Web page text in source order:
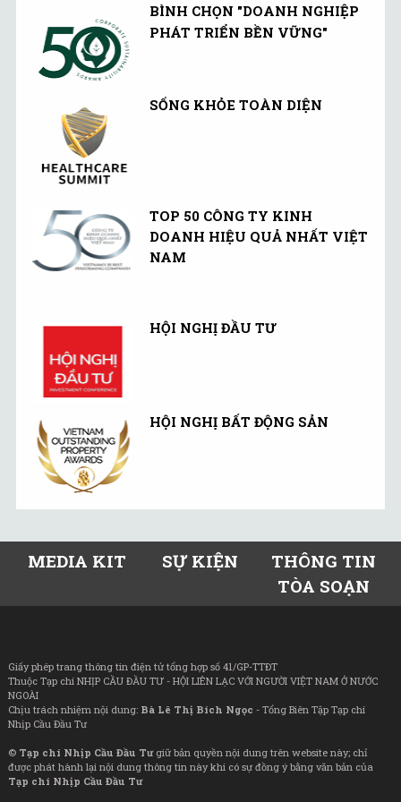
BÌNH CHỌN "DOANH NGHIỆP
PHÁT TRIỂN BỀN VỮNG"
SỐNG KHỎE TOÀN DIỆN
TOP 50 CÔNG TY KINH
DOANH HIỆU QUẢ NHẤT VIỆT
NAM
HỘI NGHỊ ĐẦU TƯ
HỘI NGHỊ BẤT ĐỘNG SẢN
MEDIA KIT SỰ KIỆN
THÔNG TIN
TÒA SOẠN
Giấy phép trang thông tin điện tử tổng hợp số 41/GP-TTĐT
Thuộc Tạp chí NHỊP CẦU ĐẦU TƯ - HỘI LIÊN LẠC VỚI NGƯỜI VIỆT NAM Ở NƯỚC
NGOÀI
Chịu trách nhiệm nội dung: Bà Lê Thị Bích Ngọc - Tổng Biên Tập Tạp chí
Nhịp Cầu Đầu Tư
© Tạp chí Nhịp Cầu Đầu Tưgiữ bản quyền nội dung trên website này; chỉ
được phát hành lại nội dung thông tin này khi có sự đồng ý bằng văn bản của
Tạp chí Nhịp Cầu Đầu Tư